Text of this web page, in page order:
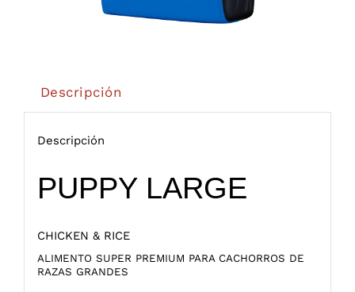
Descripción
Descripción
PUPPY LARGE
CHICKEN & RICE
ALIMENTO SUPER PREMIUM PARA CACHORROS DE
RAZAS GRANDES